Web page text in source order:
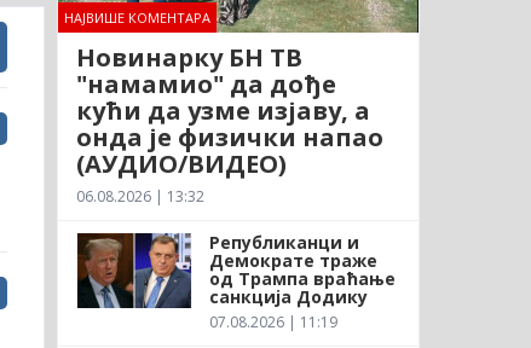
НАЈВИШЕ КОМЕНТАРА
Новинарку БН ТВ
"намамио" да дође
кући да узме изјаву, а
онда је физички напао
(АУДИО/ВИДЕО)
06.08.2026 | 13:32
Републиканци и
Демократе траже
од Трампа враћање
санкција Додику
07.08.2026 | 11:19